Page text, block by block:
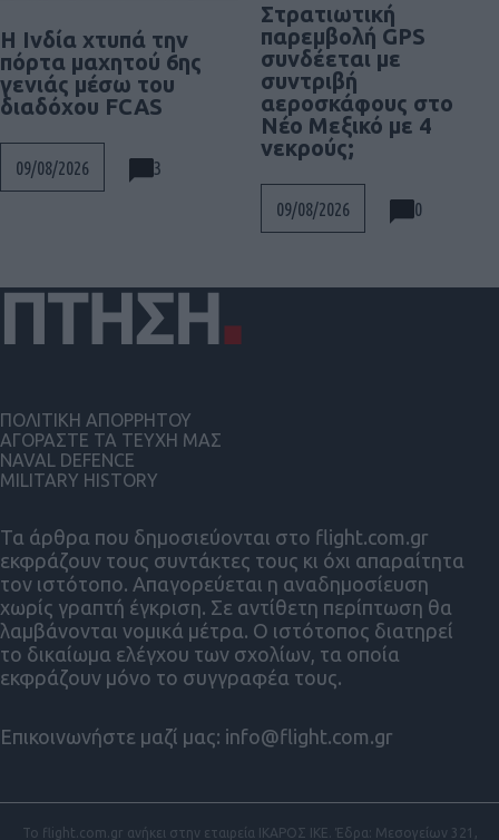
Η Ινδία χτυπά την
πόρτα μαχητού 6ης
γενιάς μέσω του
διαδόχου FCAS
09/08/2026 3
Στρατιωτική
παρεμβολή GPS
συνδέεται με
συντριβή
αεροσκάφους στο
Νέο Μεξικό με 4
νεκρούς;
09/08/2026 0
Τα άρθρα που δημοσιεύονται στο flight.com.gr
εκφράζουν τους συντάκτες τους κι όχι απαραίτητα
τον ιστότοπο. Απαγορεύεται η αναδημοσίευση
χωρίς γραπτή έγκριση. Σε αντίθετη περίπτωση θα
λαμβάνονται νομικά μέτρα. Ο ιστότοπος διατηρεί
το δικαίωμα ελέγχου των σχολίων, τα οποία
εκφράζουν μόνο το συγγραφέα τους.
Επικοινωνήστε μαζί μας: info@flight.com.gr
ΠΟΛΙΤΙΚΗ ΑΠΟΡΡΗΤΟΥ
ΑΓΟΡΑΣΤΕ ΤΑ ΤΕΥΧΗ ΜΑΣ
NAVAL DEFENCE
MILITARY HISTORY
Το flight.com.gr ανήκει στην εταιρεία ΙΚΑΡΟΣ ΙΚΕ. Έδρα: Μεσογείων 321,